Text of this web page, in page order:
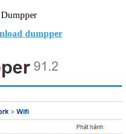
dumpper